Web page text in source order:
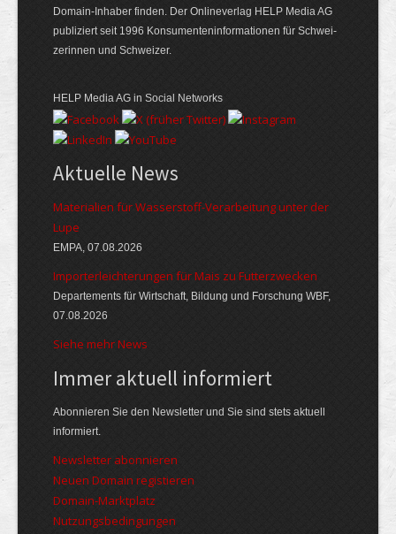
Domain-Inhaber finden. Der Online­verlag HELP Media AG
publiziert seit 1996 Konsumenten­informationen für Schwei­
zerinnen und Schweizer.
HELP Media AG in Social Networks
Aktuelle News
Materialien für Wasserstoff-Verarbeitung unter der
Lupe
EMPA, 07.08.2026
Importerleichterungen für Mais zu Futterzwecken
Departements für Wirtschaft, Bildung und Forschung WBF,
07.08.2026
Siehe mehr News
Immer aktuell informiert
Abonnieren Sie den Newsletter und Sie sind stets aktuell
informiert.
Newsletter abonnieren
Neuen Domain registieren
Domain-Marktplatz
Nutzungsbedingungen